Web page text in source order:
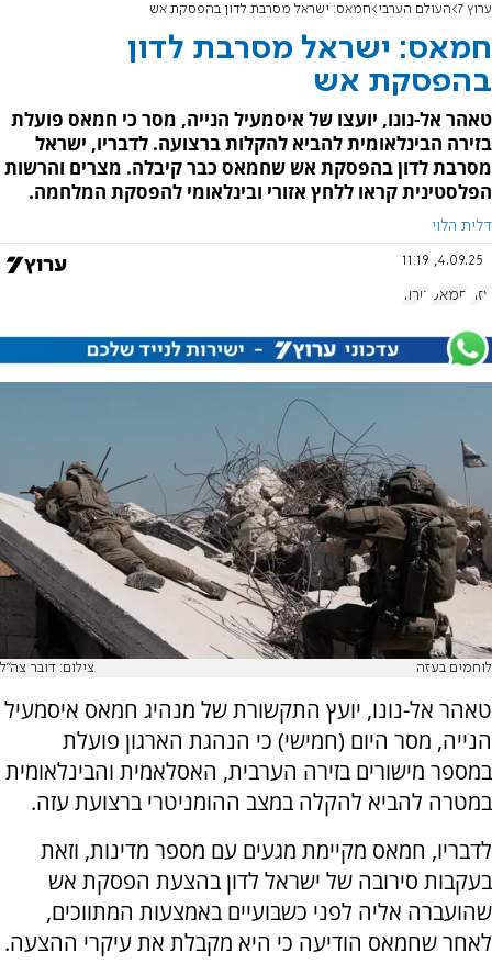
ערוץ 7 העולם הערבי חמאס: ישראל מסרבת לדון בהפסקת אש
חמאס: ישראל מסרבת לדון
בהפסקת אש
טאהר אל-נונו, יועצו של איסמעיל הנייה, מסר כי חמאס פועלת
בזירה הבינלאומית להביא להקלות ברצועה. לדבריו, ישראל
מסרבת לדון בהפסקת אש שחמאס כבר קיבלה. מצרים והרשות
הפלסטינית קראו ללחץ אזורי ובינלאומי להפסקת המלחמה.
דלית הלוי
4.09.25, 11:19
עזה חמאס טרור
לוחמים בעזה צילום: דובר צה"ל
טאהר אל-נונו, יועץ התקשורת של מנהיג חמאס איסמעיל
הנייה, מסר היום (חמישי) כי הנהגת הארגון פועלת
במספר מישורים בזירה הערבית, האסלאמית והבינלאומית
במטרה להביא להקלה במצב ההומניטרי ברצועת עזה.
לדבריו, חמאס מקיימת מגעים עם מספר מדינות, וזאת
בעקבות סירובה של ישראל לדון בהצעת הפסקת אש
שהועברה אליה לפני כשבועיים באמצעות המתווכים,
לאחר שחמאס הודיעה כי היא מקבלת את עיקרי ההצעה.